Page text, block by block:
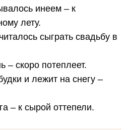
инеем – к
лету.
сыграть свадьбу в
– скоро потеплеет.
и лежит на снегу –
– к сырой оттепели.